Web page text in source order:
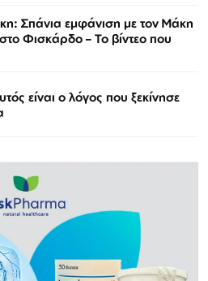
Σπάνια εμφάνιση με τον Μάκη
Φισκάρδο – Το βίντεο που
είναι ο λόγος που ξεκίνησε